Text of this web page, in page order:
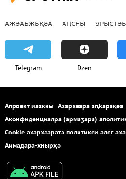
АЖӘАБЖЬҚӘА АԤСНЫ
Telegram Dzen
Апроект иазкны Ахархәара аԥҟарақәа
Аконфиденциалра (армаӡара)
Cookie ахархәаратә политикеи алог
Аимадара-хнырҳә